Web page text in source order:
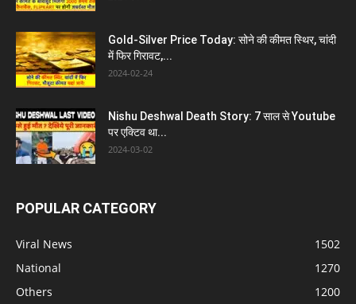
Gold-Silver Price Today: सोने की कीमत स्थिर, चांदी
में फिर गिरावट,...
2024-02-24
Nishu Deshwal Death Story: 7 साल से Youtube
पर एक्टिव था...
2024-03-02
POPULAR CATEGORY
Viral News
1502
National
1270
Others
1200